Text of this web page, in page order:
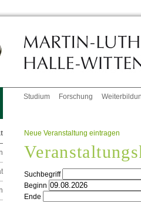
Studium Forschung
Neue Veranstaltung eintragen
Suchbegriff
Beginn
Ende